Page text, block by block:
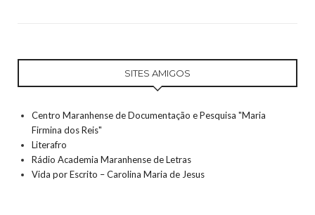
SITES AMIGOS
Centro Maranhense de Documentação e Pesquisa "Maria
Firmina dos Reis"
Literafro
Rádio Academia Maranhense de Letras
Vida por Escrito – Carolina Maria de Jesus